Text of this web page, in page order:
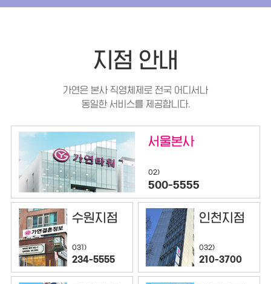
지점 안내
가연은 본사 직영체제로 전국 어디서나
동일한 서비스를 제공합니다.
서울본사
02)
500-5555
수원지점
031)
234-5555
인천지점
032)
210-3700